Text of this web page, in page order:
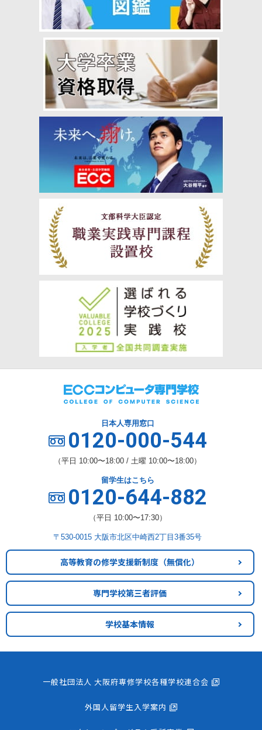
日本人専用窓口
0120-000-544
（平日 10:00〜18:00 / 土曜 10:00〜18:00）
留学生はこちら
0120-644-882
（平日 10:00〜17:30）
〒530-0015 大阪市北区中崎西2丁目3番35号
高等教育の修学支援新制度 （無償化）
専門学校第三者評価
学校基本情報
一般社団法人 大阪府専修学校各種学校連合会
外国人留学生入学案内